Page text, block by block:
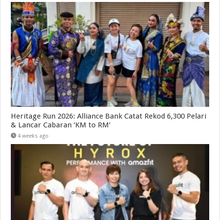
Heritage Run 2026: Alliance Bank Catat Rekod 6,300 Pelari
& Lancar Cabaran ‘KM to RM’
4 weeks ago